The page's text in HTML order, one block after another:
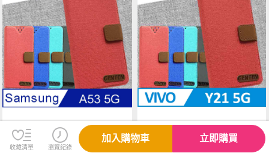
亞麻系列 Samsung Galaxy A5
3 5G 插卡立架磁力手機皮套 藍
色
亞麻系列 vivo Y21 5G 插卡立
架磁力手機皮套 黑色
收藏清單 瀏覽紀錄
加入購物車 立即購買